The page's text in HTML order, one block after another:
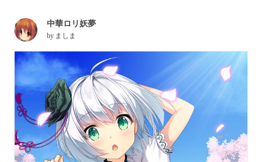
中華ロリ妖夢
by ましま